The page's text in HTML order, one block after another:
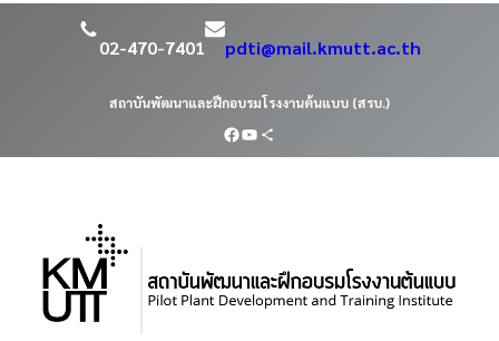
02-470-7401 pdti@mail.kmutt.ac.th
สถาบันพัฒนาและฝึกอบรมโรงงานต้นแบบ (สรบ.)